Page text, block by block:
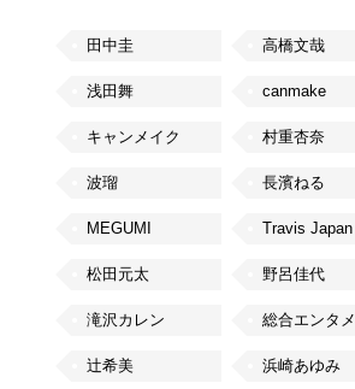
田中圭 高橋文哉
浅田舞 canmake
キャンメイク 村重杏奈
波瑠 長濱ねる
MEGUMI Travis Japan
松田元太 野呂佳代
滝沢カレン 総合エンタメ
辻希美 浜崎あゆみ